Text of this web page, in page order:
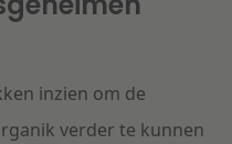
inzien om de
verder te kunnen